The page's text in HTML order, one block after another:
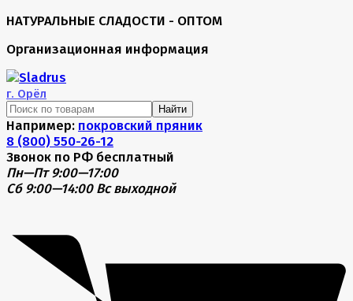
НАТУРАЛЬНЫЕ СЛАДОСТИ - ОПТОМ
Организационная информация
г. Орёл
Найти
Например: покровский пряник
8 (800) 550-26-12
Звонок по РФ бесплатный
Пн—Пт 9:00—17:00
Сб 9:00—14:00 Вс выходной